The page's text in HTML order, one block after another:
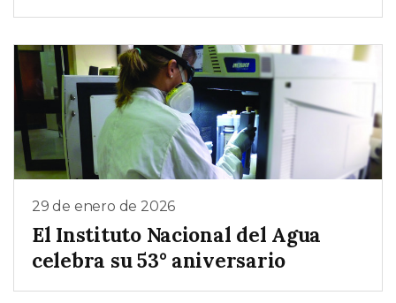
29 de enero de 2026
El Instituto Nacional del Agua
celebra su 53° aniversario